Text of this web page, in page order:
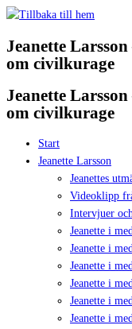
Hoppa
innehåll
Jeanette
om civilkurage
Jeanette
om civilkurage
Start
Jeanette Larsson
Jeanettes
Videoklipp
Intervjuer
Jeanette i
Jeanette i
Jeanette i
Jeanette i
Jeanette i
Jeanette i